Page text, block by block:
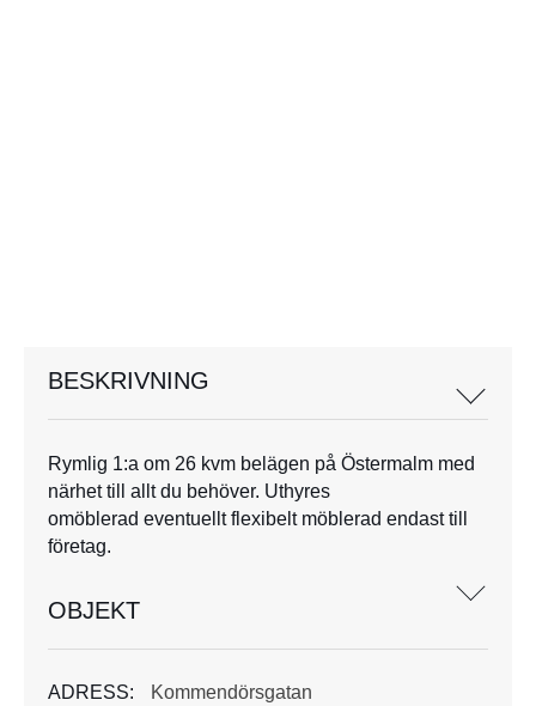
BESKRIVNING
Rymlig 1:a om 26 kvm belägen på Östermalm med
närhet till allt du behöver. Uthyres
omöblerad eventuellt flexibelt möblerad endast till
företag.
OBJEKT
ADRESS:
Kommendörsgatan